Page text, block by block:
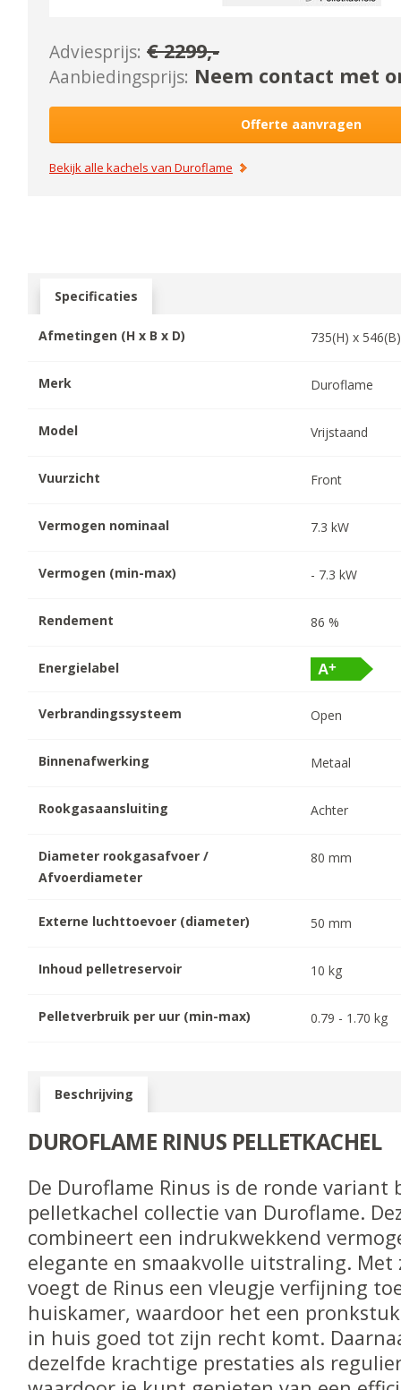
Adviesprijs: €2299,-
Aanbiedingsprijs: Neem contact met
Offerte aanvragen
Bekijk alle kachels vanDuroflame
Specificaties
Afmetingen (H x B x D) 735(H) x 546
Merk Duroflame
Model Vrijstaand
Vuurzicht Front
Vermogen nominaal 7.3 kW
Vermogen (min-max) - 7.3 kW
Rendement 86 %
Energielabel
Verbrandingssysteem Open
Binnenafwerking Metaal
Rookgasaansluiting Achter
Diameter rookgasafvoer /
Afvoerdiameter
80 mm
Externe luchttoevoer (diameter) 50 mm
Inhoud pelletreservoir 10 kg
Pelletverbruik per uur (min-max) 0.79 - 1.70 kg
Beschrijving
DUROFLAME RINUS PELLETKACHEL
De Duroflame Rinus is de ronde variant
pelletkachel collectie van Duroflame.
combineert een indrukwekkend
elegante en smaakvolle uitstraling. Met
voegt de Rinus een vleugje verfijning
huiskamer, waardoor het een
in huis goed tot zijn recht komt.
dezelfde krachtige prestaties als